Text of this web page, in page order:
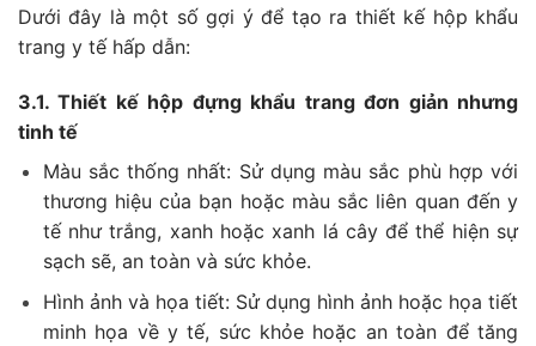
Dưới đây là một số gợi ý để tạo ra thiết kế hộp khẩu
trang y tế hấp dẫn:
3.1. Thiết kế hộp đựng khẩu trang đơn giản nhưng
tinh tế
Màu sắc thống nhất: Sử dụng màu sắc phù hợp với
thương hiệu của bạn hoặc màu sắc liên quan đến y
tế như trắng, xanh hoặc xanh lá cây để thể hiện sự
sạch sẽ, an toàn và sức khỏe.
Hình ảnh và họa tiết: Sử dụng hình ảnh hoặc họa tiết
minh họa về y tế, sức khỏe hoặc an toàn để tăng